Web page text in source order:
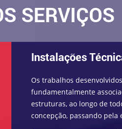
SERVIÇOS
Instalações
Os trabalhos
fundamentalmente
estruturas, ao longo de
concepção, passando pela